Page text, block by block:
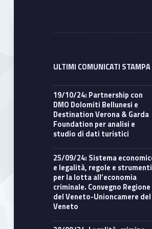
ULTIMI COMUNICATI STAMPA
19/10/24: Partnership con
DMO Dolomiti Bellunesi e
Destination Verona & Garda
Foundation per analisi e
studio di dati turistici
25/09/24: Sistema economico
e legalità, regole e strumenti
per la lotta all’economia
criminale. Convegno Regione
del Veneto-Unioncamere del
Veneto